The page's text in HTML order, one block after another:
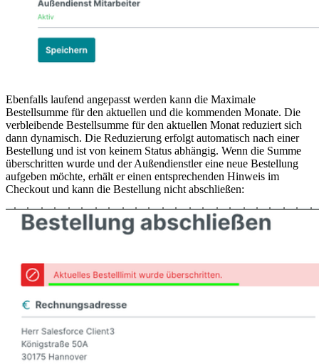
Ebenfalls laufend angepasst werden kann die Maximale
Bestellsumme für den aktuellen und die kommenden Monate. Die
verbleibende Bestellsumme für den aktuellen Monat reduziert sich
dann dynamisch. Die Reduzierung erfolgt automatisch nach einer
Bestellung und ist von keinem Status abhängig. Wenn die Summe
überschritten wurde und der Außendienstler eine neue Bestellung
aufgeben möchte, erhält er einen entsprechenden Hinweis im
Checkout und kann die Bestellung nicht abschließen: